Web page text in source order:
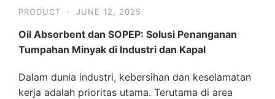
PRODUCT · JUNE 12, 2025
Oil Absorbent dan SOPEP: Solusi Penanganan
Tumpahan Minyak di Industri dan Kapal
Dalam dunia industri, kebersihan dan keselamatan
kerja adalah prioritas utama. Terutama di area